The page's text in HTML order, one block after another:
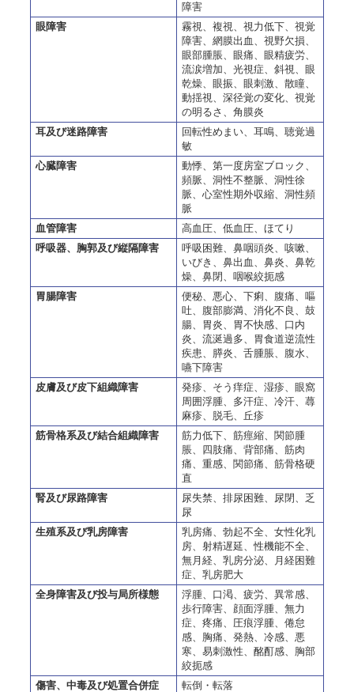
障害
眼障害
霧視、複視、視力低下、視覚
障害、網膜出血、視野欠損、
眼部腫脹、眼痛、眼精疲労、
流涙増加、光視症、斜視、眼
乾燥、眼振、眼刺激、散瞳、
動揺視、深径覚の変化、視覚
の明るさ、角膜炎
耳及び迷路障害
回転性めまい、耳鳴、聴覚過
敏
心臓障害
動悸、第一度房室ブロック、
頻脈、洞性不整脈、洞性徐
脈、心室性期外収縮、洞性頻
脈
血管障害
高血圧、低血圧、ほてり
呼吸器、胸郭及び縦隔障害
呼吸困難、鼻咽頭炎、咳嗽、
いびき、鼻出血、鼻炎、鼻乾
燥、鼻閉、咽喉絞扼感
胃腸障害
便秘、悪心、下痢、腹痛、嘔
吐、腹部膨満、消化不良、鼓
腸、胃炎、胃不快感、口内
炎、流涎過多、胃食道逆流性
疾患、膵炎、舌腫脹、腹水、
嚥下障害
皮膚及び皮下組織障害
発疹、そう痒症、湿疹、眼窩
周囲浮腫、多汗症、冷汗、蕁
麻疹、脱毛、丘疹
筋骨格系及び結合組織障害
筋力低下、筋痙縮、関節腫
脹、四肢痛、背部痛、筋肉
痛、重感、関節痛、筋骨格硬
直
腎及び尿路障害
尿失禁、排尿困難、尿閉、乏
尿
生殖系及び乳房障害
乳房痛、勃起不全、女性化乳
房、射精遅延、性機能不全、
無月経、乳房分泌、月経困難
症、乳房肥大
全身障害及び投与局所様態
浮腫、口渇、疲労、異常感、
歩行障害、顔面浮腫、無力
症、疼痛、圧痕浮腫、倦怠
感、胸痛、発熱、冷感、悪
寒、易刺激性、酩酊感、胸部
絞扼感
傷害、中毒及び処置合併症
転倒・転落